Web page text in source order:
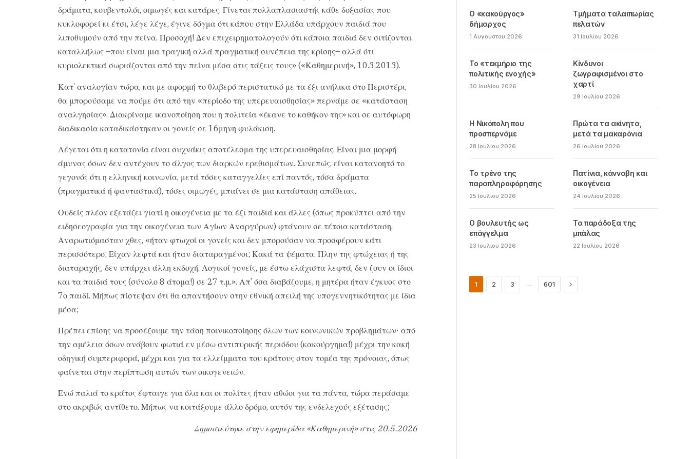
δράματα, κουβεντολόι, οιμωγές και κατάρες. Γίνεται πολλαπλασιαστής κάθε δοξασίας που
κυκλοφορεί κι έτσι, λέγε λέγε, έγινε δόγμα ότι κάπου στην Ελλάδα υπάρχουν παιδιά που
λιποθυμούν από την πείνα. Προσοχή! Δεν επιχειρηματολογούν ότι κάποια παιδιά δεν σιτίζονται
καταλλήλως –που είναι μια τραγική αλλά πραγματική συνέπεια της κρίσης– αλλά ότι
κυριολεκτικά σωριάζονται από την πείνα μέσα στις τάξεις τους» («Καθημερινή», 10.3.2013).
Κατ’ αναλογίαν τώρα, και με αφορμή το θλιβερό περιστατικό με τα έξι ανήλικα στο Περιστέρι,
θα μπορούσαμε να πούμε ότι από την «περίοδο της υπερευαισθησίας» περνάμε σε «κατάσταση
αναλγησίας». Διακρίναμε ικανοποίηση που η πολιτεία «έκανε το καθήκον της» και σε αυτόφωρη
διαδικασία καταδικάστηκαν οι γονείς σε 16μηνη φυλάκιση.
Λέγεται ότι η κατατονία είναι συχνάκις αποτέλεσμα της υπερευαισθησίας. Είναι μια μορφή
άμυνας όσων δεν αντέχουν το άλγος των διαρκών ερεθισμάτων. Συνεπώς, είναι κατανοητό το
γεγονός ότι η ελληνική κοινωνία, μετά τόσες καταγγελίες επί παντός, τόσα δράματα
(πραγματικά ή φανταστικά), τόσες οιμωγές, μπαίνει σε μια κατάσταση απάθειας.
Ουδείς πλέον εξετάζει γιατί η οικογένεια με τα έξι παιδιά και άλλες (όπως προκύπτει από την
ειδησεογραφία για την οικογένεια των Αγίων Αναργύρων) φτάνουν σε τέτοια κατάσταση.
Αναρωτιόμασταν χθες, «ήταν φτωχοί οι γονείς και δεν μπορούσαν να προσφέρουν κάτι
περισσότερο; Είχαν λεφτά και ήταν διαταραγμένοι; Κακά τα ψέματα. Πλην της φτώχειας ή της
διαταραχής, δεν υπάρχει άλλη εκδοχή. Λογικοί γονείς, με έστω ελάχιστα λεφτά, δεν ζουν οι ίδιοι
και τα παιδιά τους (σύνολο 8 άτομα!) σε 27 τ.μ.». Απ’ όσα διαβάζουμε, η μητέρα ήταν έγκυος στο
7ο παιδί. Μήπως πίστεψαν ότι θα απαντήσουν στην εθνική απειλή της υπογεννητικότητας με ίδια
μέσα;
Πρέπει επίσης να προσέξουμε την τάση ποινικοποίησης όλων των κοινωνικών προβλημάτων· από
την αμέλεια όσων ανάβουν φωτιά εν μέσω αντιπυρικής περιόδου (κακούργημα!) μέχρι την κακή
οδηγική συμπεριφορά, μέχρι και για τα ελλείμματα του κράτους στον τομέα της πρόνοιας, όπως
φαίνεται στην περίπτωση αυτών των οικογενειών.
Ενώ παλιά το κράτος έφταιγε για όλα και οι πολίτες ήταν αθώοι για τα πάντα, τώρα περάσαμε
στο ακριβώς αντίθετο. Μήπως να κοιτάξουμε άλλο δρόμο, αυτόν της ενδελεχούς εξέτασης;
Δημοσιεύτηκε στην εφημερίδα «Καθημερινή» στις 20.5.2026
Ο «κακούργος»
δήμαρχος
1 Αυγούστου 2026
Τμήματα ταλαιπωρίας
πελατών
31 Ιουλίου 2026
Το «τεκμήριο της
πολιτικής ενοχής»
30 Ιουλίου 2026
Κίνδυνοι
ζωγραφισμένοι στο
χαρτί
29 Ιουλίου 2026
Η Νικόπολη που
προσπερνάμε
28 Ιουλίου 2026
Πρώτα τα ακίνητα,
μετά τα μακαρόνια
26 Ιουλίου 2026
Το τρένο της
παραπληροφόρησης
25 Ιουλίου 2026
Πατίνια, κάνναβη και
οικογένεια
24 Ιουλίου 2026
Ο βουλευτής ως
επάγγελμα
23 Ιουλίου 2026
Τα παράδοξα της
μπάλας
22 Ιουλίου 2026
1 2 3 … 601 Next